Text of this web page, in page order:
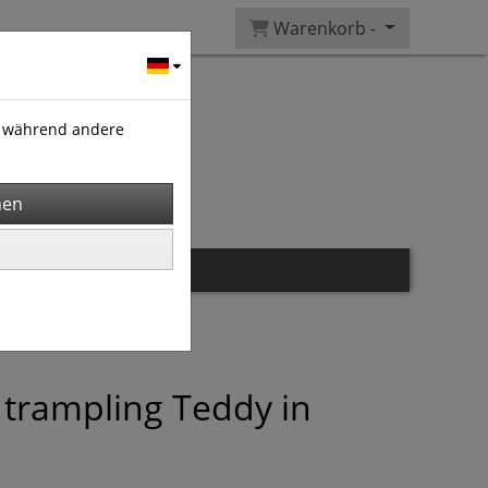
Warenkorb -
Teddy in
während andere